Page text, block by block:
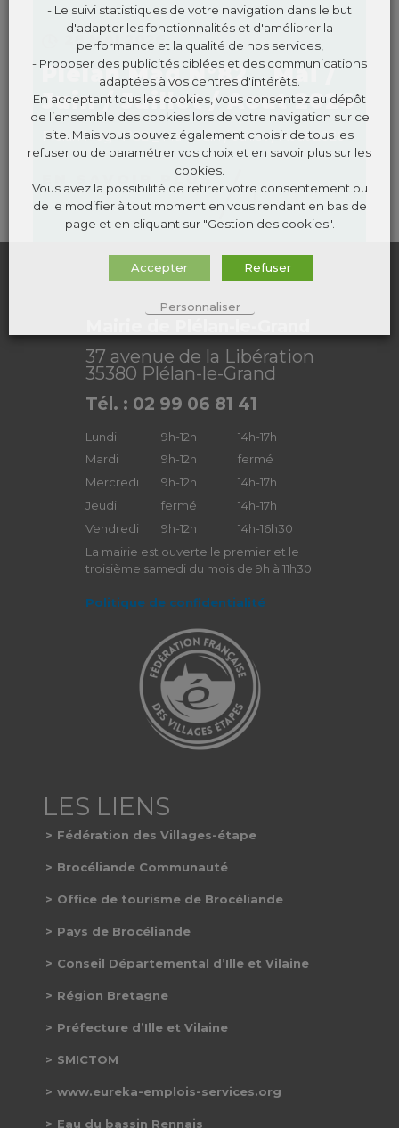
28 MAI 2026
Plélan Mag N°82 _ Mai /
Juin / Juillet / Aout 2026
Plélan Mag N°82 _ Mai / Juin / Juillet / Aout 2026
EN SAVOIR PLUS
37 avenue de la Libération
35380 Plélan-le-Grand
Tél. : 02 99 06 81 41
Lundi 9h-12h
14h-17h
Mardi
9h-12h
fermé
Mercredi
9h-12h
14h-17h
Jeudi
fermé
14h-17h
Vendredi
9h-12h
14h-16h30
La mairie est ouverte le premier et le
troisième samedi du mois de 9h à 11h30
Politique de confidentialité
Fédération des Villages-étape
Brocéliande Communauté
Office de tourisme de Brocéliande
Pays de Brocéliande
Conseil Départemental d’Ille et Vilaine
Région Bretagne
Préfecture d’Ille et Vilaine
SMICTOM
www.eureka-emplois-services.org
Eau du bassin Rennais
- Le suivi statistiques de votre navigation dans le but
d'adapter les fonctionnalités et d'améliorer la
performance et la qualité de nos services,
- Proposer des publicités ciblées et des communications
adaptées à vos centres d'intérêts.
En acceptant tous les cookies, vous consentez au dépôt
de l’ensemble des cookies lors de votre navigation sur ce
site. Mais vous pouvez également choisir de tous les
refuser ou de paramétrer vos choix et en savoir plus sur les
cookies.
Vous avez la possibilité de retirer votre consentement ou
de le modifier à tout moment en vous rendant en bas de
page et en cliquant sur "Gestion des cookies".
Accepter Refuser
Personnaliser